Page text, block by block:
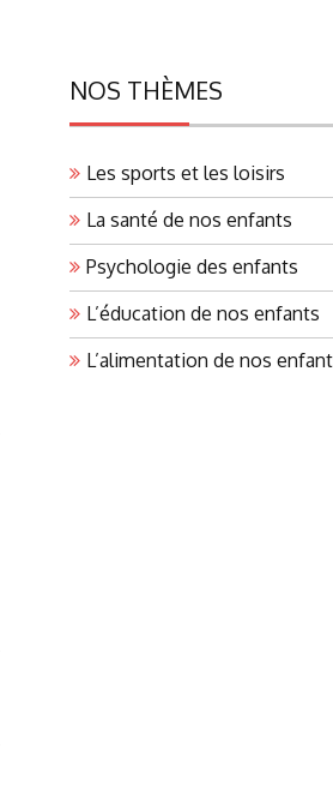
NOS THÈMES
Les sports et les loisirs
La santé de nos enfants
Psychologie des enfants
L’éducation de nos enfants
L’alimentation de nos